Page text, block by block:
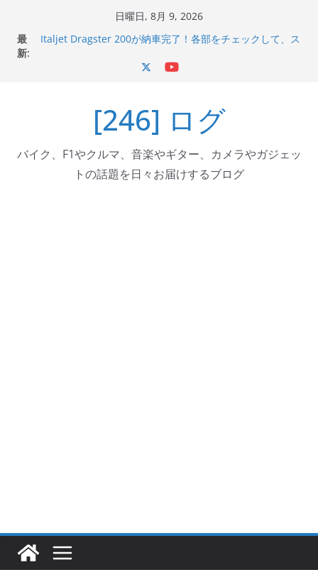
日曜日, 8月 9, 2026
最
新:
Italjet Dragster 200が納車完了！各部をチェックして、ス
器エフェクターが返礼品でもらえる！
Italjet Dragster 200のフロントISSサスの動きが判ったら
コーナリングが楽しくなった
[246] ログ
バイク、F1やクルマ、音楽やギター、カメラやガジェッ
トの話題を日々お届けするブログ